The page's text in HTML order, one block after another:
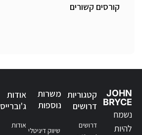
קורסים קשורים
JOHN
BRYCE
נשמח
להיות
קטגוריות
דרושים
דרושים
משרות
נוספות
שיווק דיגיטלי
אודות
ג'וברייס
אודות